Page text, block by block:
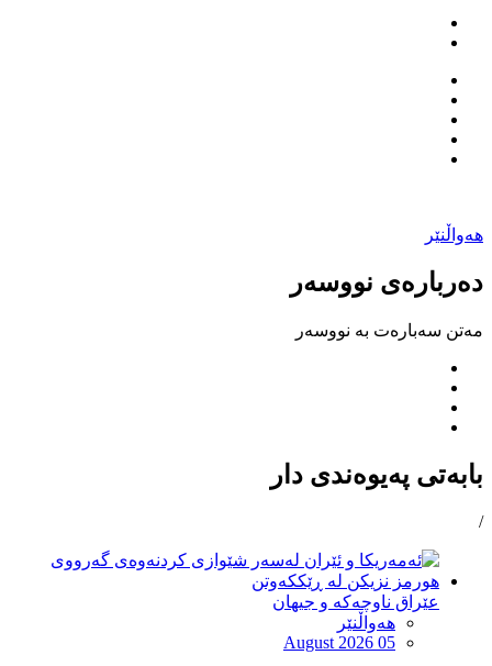
هەواڵنێر
دەربارەی نووسەر
مەتن سەبارەت بە نووسەر
بابەتی پەیوەندی دار
/
عێراق ناوچەکە و جیهان
هەواڵنێر
August 2026 05